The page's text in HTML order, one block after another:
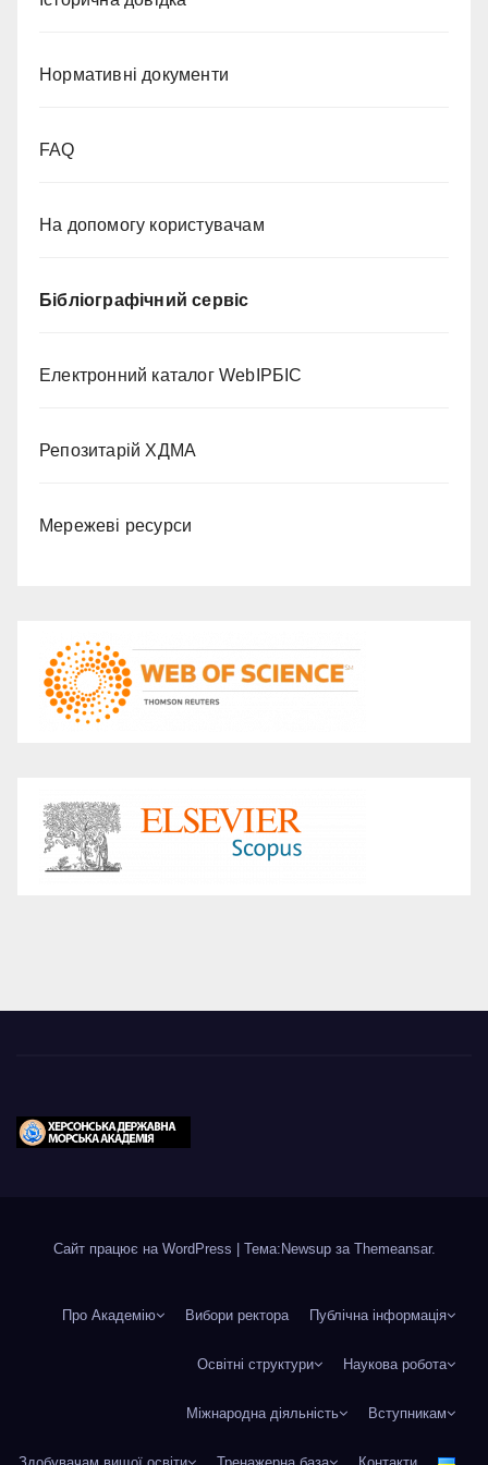
Нормативні документи
FAQ
На допомогу користувачам
Бібліографічний сервіс
Електронний каталог WebІРБІС
Репозитарій ХДМА
Мережеві ресурси
Сайт працює на WordPress Тема:Newsup за Themeansar.
Про Академію Вибори ректора Публічна інформація
Освітні структури Наукова робота
Міжнародна діяльність Вступникам